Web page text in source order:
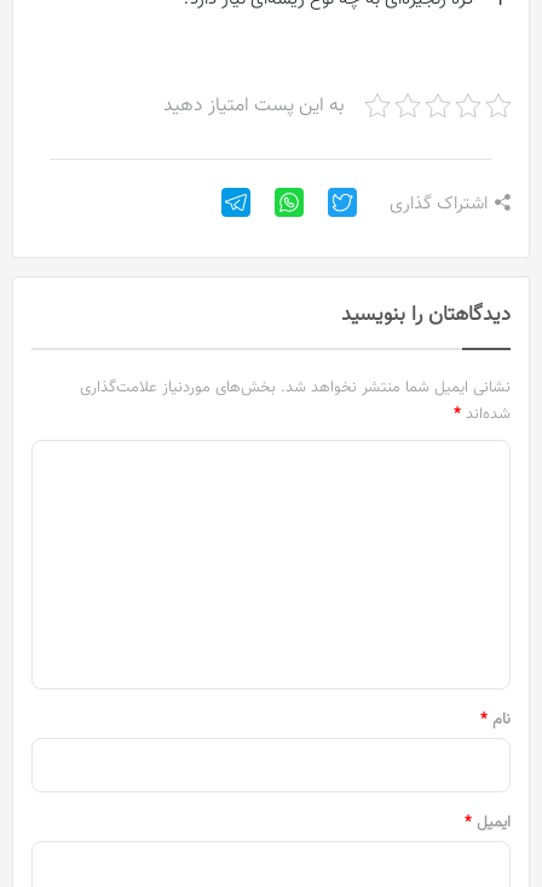
به این پست امتیاز دهید
اشتراک گذاری
دیدگاهتان را بنویسید
نشانی ایمیل شما منتشر نخواهد شد. بخش‌های موردنیاز علامت‌گذاری
شده‌اند *
نام *
ایمیل *